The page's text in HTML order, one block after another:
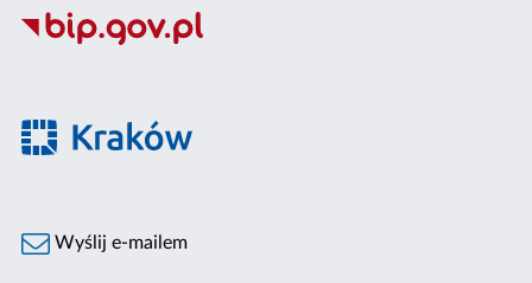
Wyślij e-mailem